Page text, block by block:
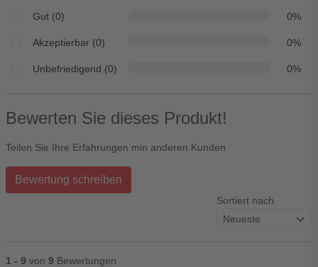
Gut (0) 0%
Akzeptierbar (0) 0%
Unbefriedigend (0) 0%
Bewerten Sie dieses Produkt!
Teilen Sie Ihre Erfahrungen min anderen Kunden
Bewertung schreiben
Sortiert nach
1 - 9 von 9 Bewertungen